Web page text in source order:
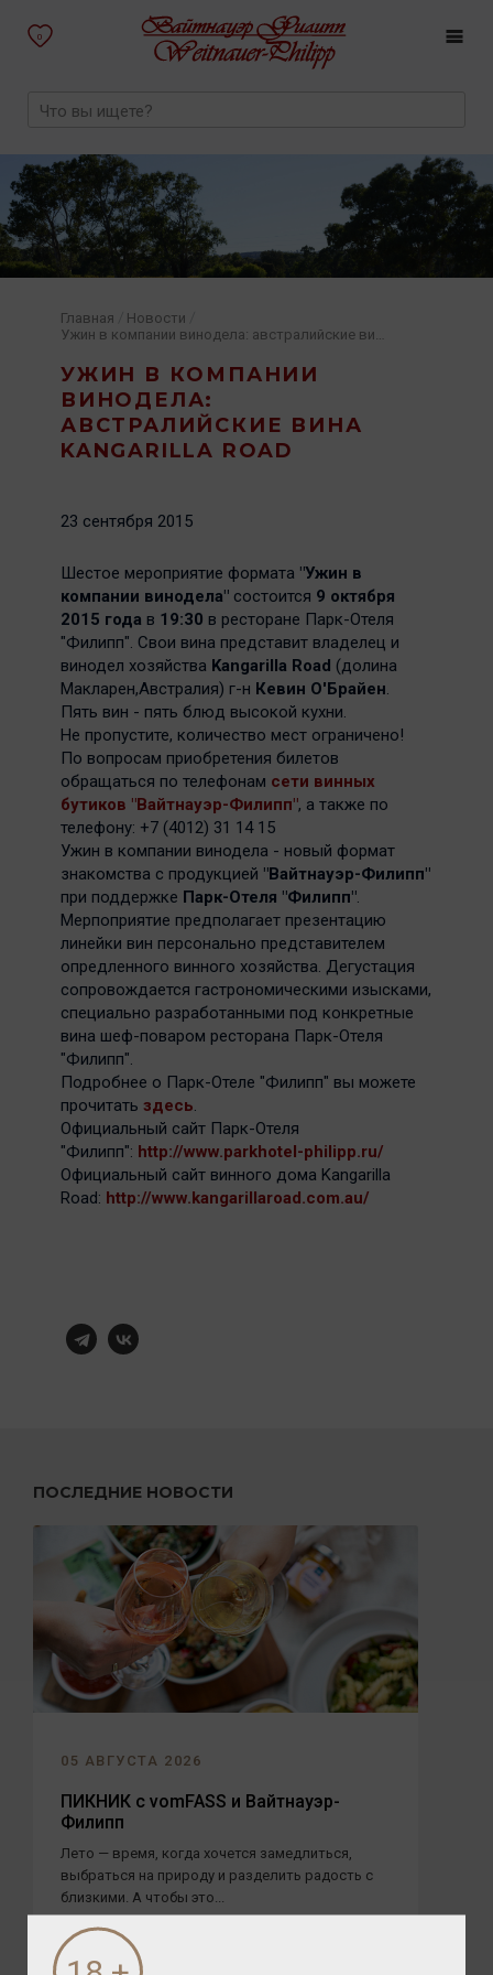
0
УЖИН В КОМПАНИИ
ВИНОДЕЛА:
АВСТРАЛИЙСКИЕ ВИНА
KANGARILLA ROAD
Главная Новости
Ужин в компании винодела: австралийские вина Kangarilla Road
23 сентября 2015
Шестое мероприятие формата "Ужин в
компании винодела" состоится 9 октября
2015 года в 19:30 в ресторане Парк-Отеля
"Филипп". Свои вина представит владелец и
винодел хозяйства Kangarilla Road (долина
Макларен,Австралия) г-н Кевин О'Брайен.
Пять вин - пять блюд высокой кухни.
Не пропустите, количество мест ограничено!
По вопросам приобретения билетов
обращаться по телефонам сети винных
бутиков "Вайтнауэр-Филипп", а также по
телефону: +7 (4012) 31 14 15
Ужин в компании винодела - новый формат
знакомства с продукцией "Вайтнауэр-Филипп"
при поддержке Парк-Отеля "Филипп".
Мерпоприятие предполагает презентацию
линейки вин персонально представителем
опредленного винного хозяйства. Дегустация
сопровождается гастрономическими изысками,
специально разработанными под конкретные
вина шеф-поваром ресторана Парк-Отеля
"Филипп".
Подробнее о Парк-Отеле "Филипп" вы можете
прочитать здесь.
Официальный сайт Парк-Отеля
"Филипп": http://www.parkhotel-philipp.ru/
Официальный сайт винного дома Kangarilla
Road: http://www.kangarillaroad.com.au/
ПОСЛЕДНИЕ НОВОСТИ
05 АВГУСТА 2026
ПИКНИК с vomFASS и Вайтнауэр-
Филипп
Лето — время, когда хочется замедлиться,
выбраться на природу и разделить радость с
близкими. А чтобы это...